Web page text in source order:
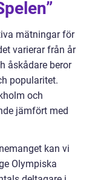
mätningar för
varierar från år
åskådare beror
popularitet.
och
jämfört med
kan vi
Olympiska